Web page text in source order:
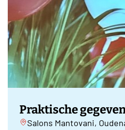
Praktische
Salons Mantovani,